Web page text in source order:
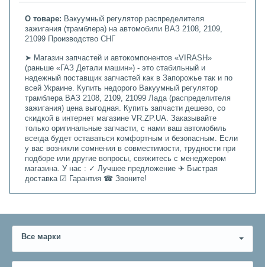
О товаре: Вакуумный регулятор распределителя
зажигания (трамблера) на автомобили ВАЗ 2108, 2109,
21099 Производство СНГ
➤ Магазин запчастей и автокомпонентов «VIRASH»
(раньше «ГАЗ Детали машин») - это стабильный и
надежный поставщик запчастей как в Запорожье так и по
всей Украине. Купить недорого Вакуумный регулятор
трамблера ВАЗ 2108, 2109, 21099 Лада (распределителя
зажигания) цена выгодная. Купить запчасти дешево, со
скидкой в интернет магазине VR.ZP.UA. Заказывайте
только оригинальные запчасти, с нами ваш автомобиль
всегда будет оставаться комфортным и безопасным. Если
у вас возникли сомнения в совместимости, трудности при
подборе или другие вопросы, свяжитесь с менеджером
магазина. У нас : ✓ Лучшее предложение ✈ Быстрая
доставка ☑ Гарантия ☎ Звоните!
Все марки